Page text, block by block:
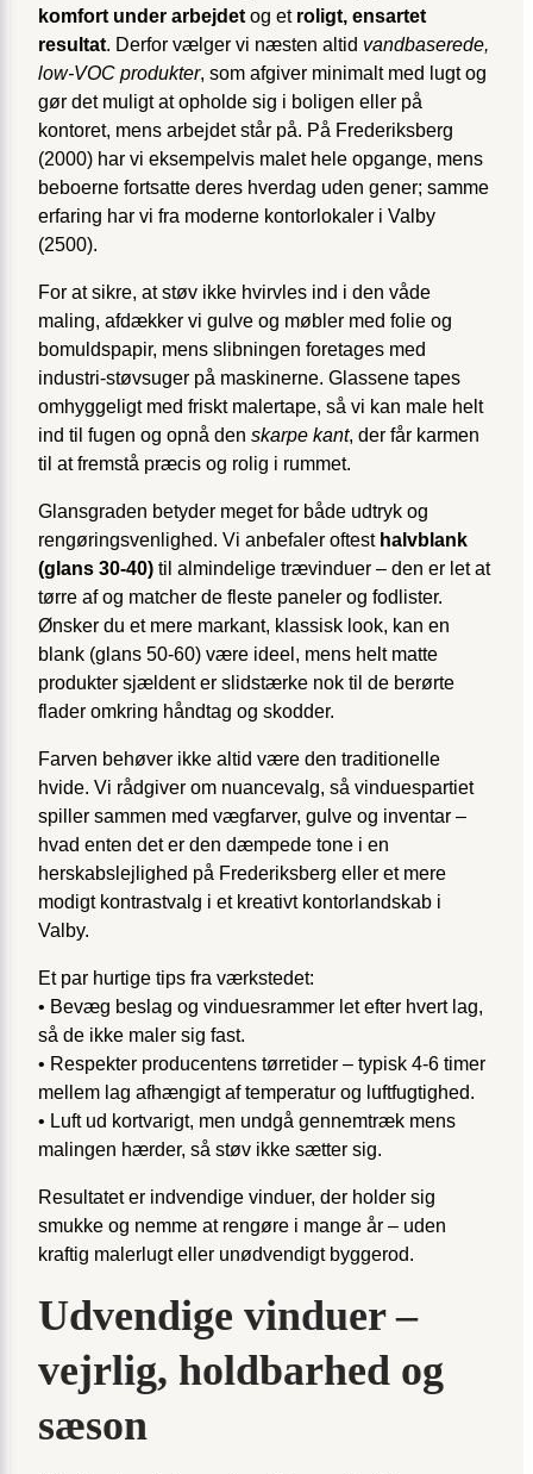
komfort under arbejdet og et roligt, ensartet
resultat. Derfor vælger vi næsten altid vandbaserede,
low-VOC produkter, som afgiver minimalt med lugt og
gør det muligt at opholde sig i boligen eller på
kontoret, mens arbejdet står på. På Frederiksberg
(2000) har vi eksempelvis malet hele opgange, mens
beboerne fortsatte deres hverdag uden gener; samme
erfaring har vi fra moderne kontorlokaler i Valby
(2500).
For at sikre, at støv ikke hvirvles ind i den våde
maling, afdækker vi gulve og møbler med folie og
bomuldspapir, mens slibningen foretages med
industri-støvsuger på maskinerne. Glassene tapes
omhyggeligt med friskt malertape, så vi kan male helt
ind til fugen og opnå den skarpe kant, der får karmen
til at fremstå præcis og rolig i rummet.
Glansgraden betyder meget for både udtryk og
rengøringsvenlighed. Vi anbefaler oftest halvblank
(glans 30-40) til almindelige trævinduer – den er let at
tørre af og matcher de fleste paneler og fodlister.
Ønsker du et mere markant, klassisk look, kan en
blank (glans 50-60) være ideel, mens helt matte
produkter sjældent er slidstærke nok til de berørte
flader omkring håndtag og skodder.
Farven behøver ikke altid være den traditionelle
hvide. Vi rådgiver om nuancevalg, så vinduespartiet
spiller sammen med vægfarver, gulve og inventar –
hvad enten det er den dæmpede tone i en
herskabslejlighed på Frederiksberg eller et mere
modigt kontrastvalg i et kreativt kontorlandskab i
Valby.
Et par hurtige tips fra værkstedet:
• Bevæg beslag og vinduesrammer let efter hvert lag,
så de ikke maler sig fast.
• Respekter producentens tørretider – typisk 4-6 timer
mellem lag afhængigt af temperatur og luftfugtighed.
• Luft ud kortvarigt, men undgå gennemtræk mens
malingen hærder, så støv ikke sætter sig.
Resultatet er indvendige vinduer, der holder sig
smukke og nemme at rengøre i mange år – uden
kraftig malerlugt eller unødvendigt byggerod.
Udvendige vinduer –
vejrlig, holdbarhed og
sæson